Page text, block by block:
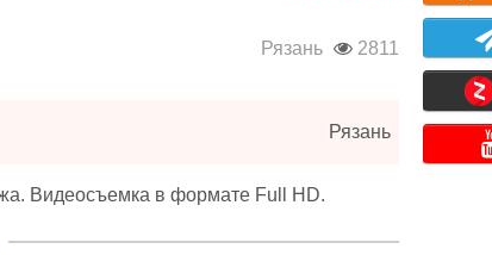
Рязань 2811
Рязань
Видеосъемка в формате Full HD.